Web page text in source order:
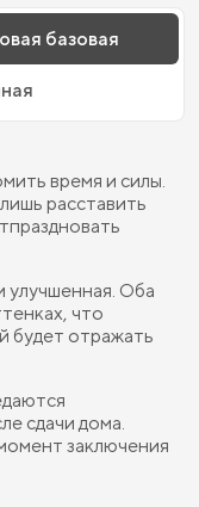
базовая
время и силы.
расставить
улучшенная. Оба
что
будет отражать
сдачи дома.
заключения